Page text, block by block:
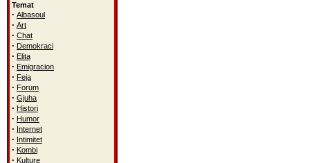
Temat
· Albasoul
· Art
· Chat
· Demokraci
· Elita
· Emigracion
· Feja
· Forum
· Gjuha
· Histori
· Humor
· Internet
· Intimitet
· Kombi
· Kulture